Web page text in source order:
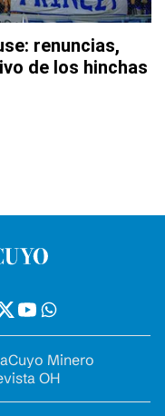
renuncias,
de los hinchas
Cuyo Minero
OH